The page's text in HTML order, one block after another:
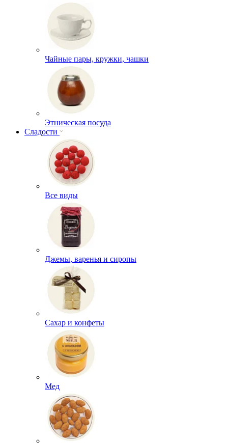
Чайные пары, кружки, чашки
Этническая посуда
Сладости
Все виды
Джемы, варенья и сиропы
Сахар и конфеты
Мед